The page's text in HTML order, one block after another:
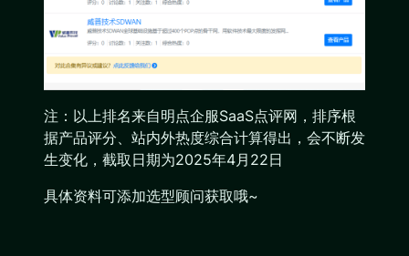
注：以上排名来自明点企服SaaS点评网，排序根
据产品评分、站内外热度综合计算得出，会不断发
生变化，截取日期为2025年4月22日
具体资料可添加选型顾问获取哦~